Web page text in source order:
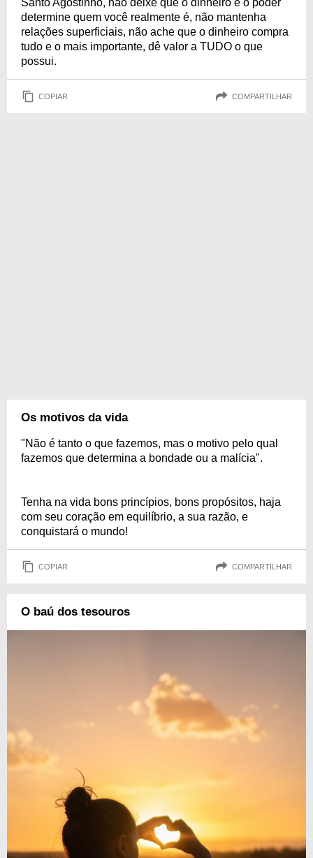
Santo Agostinho, não deixe que o dinheiro e o poder
determine quem você realmente é, não mantenha
relações superficiais, não ache que o dinheiro compra
tudo e o mais importante, dê valor a TUDO o que
possui.
COPIAR COMPARTILHAR
Os motivos da vida
"Não é tanto o que fazemos, mas o motivo pelo qual
fazemos que determina a bondade ou a malícia".
Tenha na vida bons princípios, bons propósitos, haja
com seu coração em equilíbrio, a sua razão, e
conquistará o mundo!
COPIAR COMPARTILHAR
O baú dos tesouros